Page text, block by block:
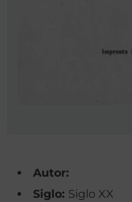
Autor:
Siglo: Siglo XX